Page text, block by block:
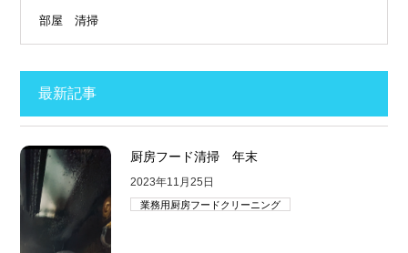
部屋 清掃
最新記事
厨房フード清掃 年末
2023年11月25日
業務用厨房フードクリーニング